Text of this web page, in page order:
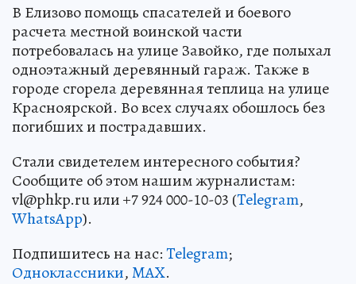
В Елизово помощь спасателей и боевого
расчета местной воинской части
потребовалась на улице Завойко, где полыхал
одноэтажный деревянный гараж. Также в
городе сгорела деревянная теплица на улице
Красноярской. Во всех случаях обошлось без
погибших и пострадавших.
Стали свидетелем интересного события?
Сообщите об этом нашим журналистам:
vl@phkp.ru или +7 924 000-10-03 (Telegram,
WhatsApp).
Подпишитесь на нас:Telegram;
Одноклассники,MAX.